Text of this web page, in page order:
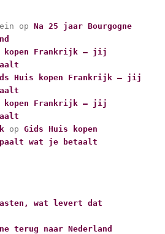
opNa 25 jaar Bourgogne
kopen Frankrijk – jij
Huis kopen Frankrijk – jij
kopen Frankrijk – jij
opGids Huis kopen
wat je betaalt
wat levert dat
terug naar Nederland